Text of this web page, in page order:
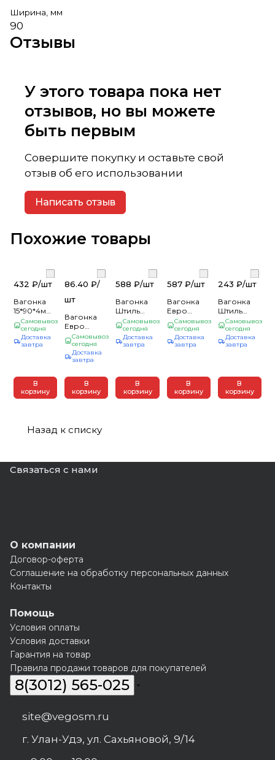
Ширина, мм
90
Отзывы
У этого товара пока нет
отзывов, но вы можете
быть первым
Совершите покупку и оставьте свой
отзыв об его использовании
Написать отзыв
Похожие товары
432 ₽/шт
Вагонка
15*90*4м
сорт АВ
(1шт =
0,36м2)
Кедр
Самовывоз
сегодня
Доставка
завтра
В
корзину
86.40 ₽/
шт
Вагонка
Евро
12,5*96*2м
сорт С (1шт
= 0,192м2)
Сосна/
Москва
(10)
Самовывоз
сегодня
Доставка
завтра
В
корзину
588 ₽/шт
Вагонка
Штиль
14*140*4м
сорт В (1шт
= 0,56м2)
сосна
Самовывоз
сегодня
Доставка
завтра
В
корзину
587 ₽/шт
Вагонка
Евро
16*88*2,3м
сорт А (1шт
= 0,202м2)
Осина
Самовывоз
сегодня
Доставка
завтра
В
корзину
243 ₽/шт
Вагонка
Штиль
14*90*3м
сорт В (1шт
= 0,27м2)
сосна (8)
Самовывоз
сегодня
Доставка
завтра
В
корзину
Назад к списку
Связаться с нами
О компании
Договор-оферта
Соглашение на обработку персональных данных
Контакты
Помощь
Условия оплаты
Условия доставки
Гарантия на товар
Правила продажи товаров для покупателей
8(3012) 565-025
site@vegosm.ru
г. Улан-Удэ, ул. Сахьяновой, 9/14